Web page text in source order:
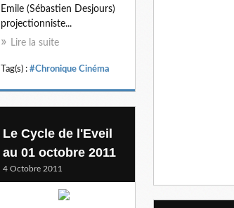
Emile (Sébastien Desjours)
projectionniste...
Lire la suite
Tag(s) : #Chronique Cinéma
Le Cycle de l'Eveil
au 01 octobre 2011
4 Octobre 2011